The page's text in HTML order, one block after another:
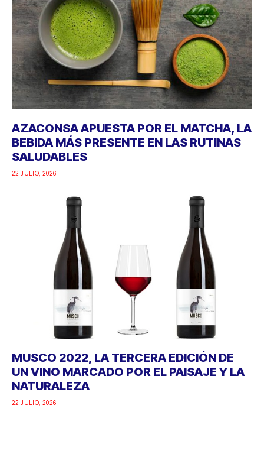
AZACONSA APUESTA POR EL MATCHA, LA
BEBIDA MÁS PRESENTE EN LAS RUTINAS
SALUDABLES
22 JULIO, 2026
MUSCO 2022, LA TERCERA EDICIÓN DE
UN VINO MARCADO POR EL PAISAJE Y LA
NATURALEZA
22 JULIO, 2026